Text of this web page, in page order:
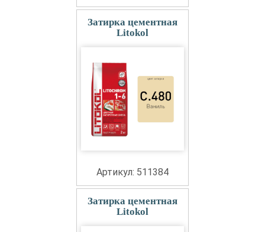
Затирка цементная
Litokol
Артикул: 511384
Затирка цементная
Litokol